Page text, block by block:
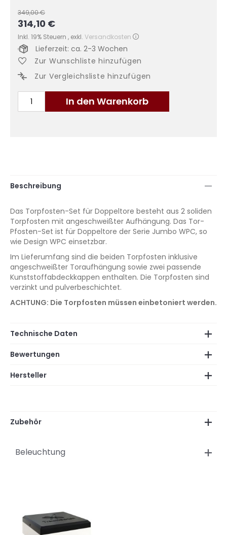
349,00 €
Sonderangebot
314,10 €
Inkl. 19% Steuern , exkl. Versandkosten
In den Warenkorb
Lieferzeit: ca. 2-3 Wochen
Zur Wunschliste hinzufügen
Zur Vergleichsliste hinzufügen
Beschreibung
Das Torpfosten-Set für Doppeltore besteht aus 2 soliden
Torpfosten mit angeschweißter Aufhängung. Das Tor-
Pfosten-Set ist für Doppeltore der Serie Jumbo WPC, so
wie Design WPC einsetzbar.
Im Lieferumfang sind die beiden Torpfosten inklusive
angeschweißter Toraufhängung sowie zwei passende
Kunststoffabdeckkappen enthalten. Die Torpfosten sind
verzinkt und pulverbeschichtet.
ACHTUNG: Die Torpfosten müssen einbetoniert werden.
Technische Daten
Bewertungen
Hersteller
Zubehör
Beleuchtung